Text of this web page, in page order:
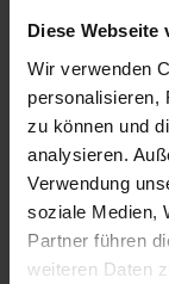
Diese Webseite
Wir verwenden
personalisieren,
zu können und
analysieren.
Verwendung
soziale Medien,
Partner führen
weiteren Daten
Die Forderung
Ansätze, um
gleichzeitig den
Bauprojekte
Vorstoß in diese
Unternehmen
zementfreie